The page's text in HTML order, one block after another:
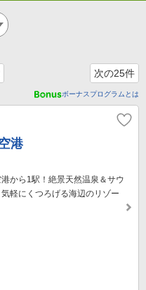
次の25件
ボーナスプログラムとは
港
港から1駅！絶景天然温泉＆サウ
軽にくつろげる海辺のリゾー